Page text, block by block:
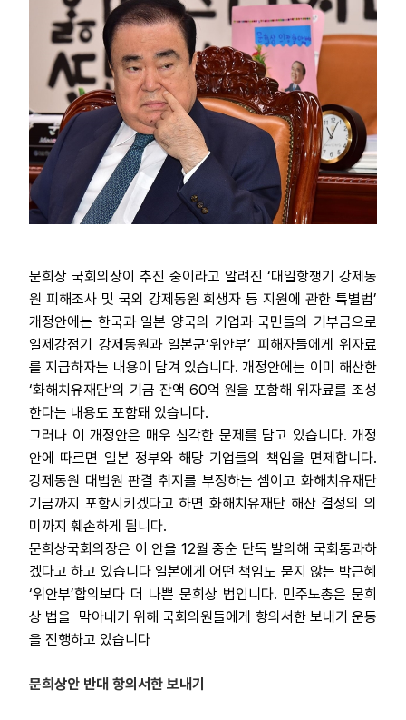
문희상 국회의장이 추진 중이라고 알려진 ‘대일항쟁기 강제동
원 피해조사 및 국외 강제동원 희생자 등 지원에 관한 특별법’
개정안에는 한국과 일본 양국의 기업과 국민들의 기부금으로
일제강점기 강제동원과 일본군‘위안부’ 피해자들에게 위자료
를 지급하자는 내용이 담겨 있습니다. 개정안에는 이미 해산한
‘화해치유재단’의 기금 잔액 60억 원을 포함해 위자료를 조성
한다는 내용도 포함돼 있습니다.
그러나 이 개정안은 매우 심각한 문제를 담고 있습니다. 개정
안에 따르면 일본 정부와 해당 기업들의 책임을 면제합니다.
강제동원 대법원 판결 취지를 부정하는 셈이고 화해치유재단
기금까지 포함시키겠다고 하면 화해치유재단 해산 결정의 의
미까지 훼손하게 됩니다.
문희상국회의장은 이 안을 12월 중순 단독 발의해 국회통과하
겠다고 하고 있습니다 일본에게 어떤 책임도 묻지 않는 박근혜
‘위안부’합의보다 더 나쁜 문희상 법입니다. 민주노총은 문희
상 법을 막아내기 위해 국회의원들에게 항의서한 보내기 운동
을 진행하고 있습니다
문희상안 반대 항의서한 보내기